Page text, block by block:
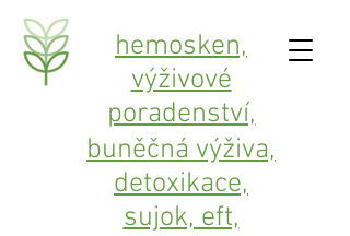
hemosken,
výživové
poradenství,
buněčná výživa,
detoxikace,
sujok, eft,